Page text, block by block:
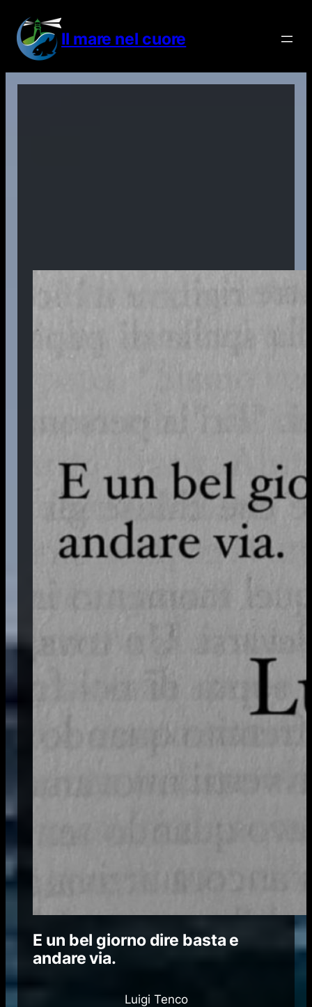
contenuto
Il mare nel cuore
E un bel giorno dire basta e
andare via.
Luigi Tenco